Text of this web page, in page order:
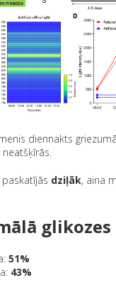
diennakts
dziļāk, aina
glikozes
51%
43%